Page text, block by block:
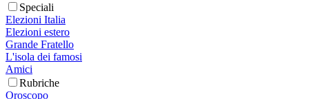
Speciali
Elezioni Italia
Elezioni estero
Grande Fratello
L'isola dei famosi
Amici
Rubriche
Oroscopo